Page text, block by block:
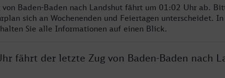
von Baden-Baden nach Landshut fährt um 01:02 Uhr ab.
sich an Wochenenden und Feiertagen unterscheidet.
Sie alle Informationen auf einen Blick.
fährt der letzte Zug von Baden-Baden nach